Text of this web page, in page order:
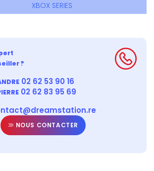
XBOX SERIES
?
02 62 53 90 16
02 62 83 95 69
NOUS CONTACTER